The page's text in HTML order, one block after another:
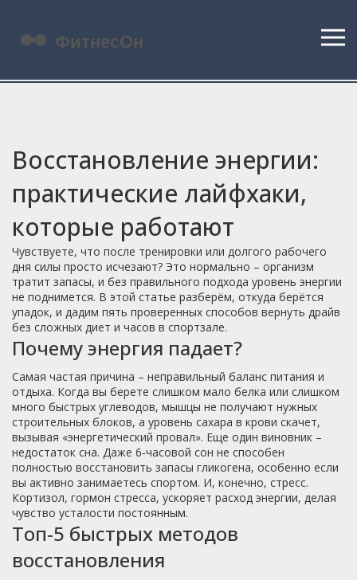
Восстановление энергии:
практические лайфхаки,
которые работают
Чувствуете, что после тренировки или долгого рабочего
дня силы просто исчезают? Это нормально – организм
тратит запасы, и без правильного подхода уровень энергии
не поднимется. В этой статье разберём, откуда берётся
упадок, и дадим пять проверенных способов вернуть драйв
без сложных диет и часов в спортзале.
Почему энергия падает?
Самая частая причина – неправильный баланс питания и
отдыха. Когда вы берете слишком мало белка или слишком
много быстрых углеводов, мышцы не получают нужных
строительных блоков, а уровень сахара в крови скачет,
вызывая «энергетический провал». Еще один виновник –
недостаток сна. Даже 6‑часовой сон не способен
полностью восстановить запасы гликогена, особенно если
вы активно занимаетесь спортом. И, конечно, стресс.
Кортизол, гормон стресса, ускоряет расход энергии, делая
чувство усталости постоянным.
Топ‑5 быстрых методов
восстановления